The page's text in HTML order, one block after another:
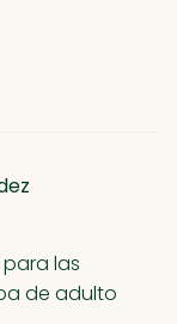
las
de adulto